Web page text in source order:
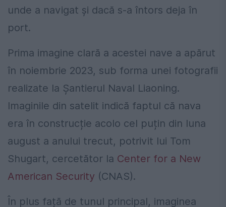
unde a navigat și dacă s-a întors deja în
port.
Prima imagine clară a acestei nave a apărut
în noiembrie 2023, sub forma unei fotografii
realizate la Șantierul Naval Liaoning.
Imaginile din satelit indică faptul că nava
era în construcție acolo cel puțin din luna
august a anului trecut, potrivit lui Tom
Shugart, cercetător la Center for a New
American Security (CNAS).
În plus față de tunul principal, imaginea